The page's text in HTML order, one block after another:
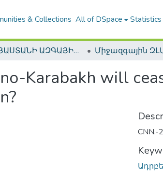
& Collections All of DSpace Statistics
ՀԱՅԱՍՏԱՆԻ ԱԶԳԱՅԻՆ ԳՐԱԴԱՐԱՆԻ ԹՎԱՅԻՆ ՊԱՀՈՑ / DIGITAL REPOSITORY OF NLA
Karabakh will
CNN.-